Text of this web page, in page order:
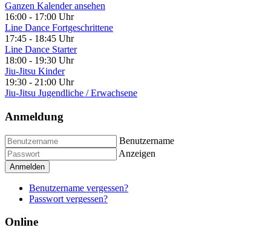
Ganzen Kalender ansehen
16:00 - 17:00 Uhr
Line Dance Fortgeschrittene
17:45 - 18:45 Uhr
Line Dance Starter
18:00 - 19:30 Uhr
Jiu-Jitsu Kinder
19:30 - 21:00 Uhr
Jiu-Jitsu Jugendliche / Erwachsene
Anmeldung
Benutzername
Anzeigen
Anmelden
Benutzername vergessen?
Passwort vergessen?
Online